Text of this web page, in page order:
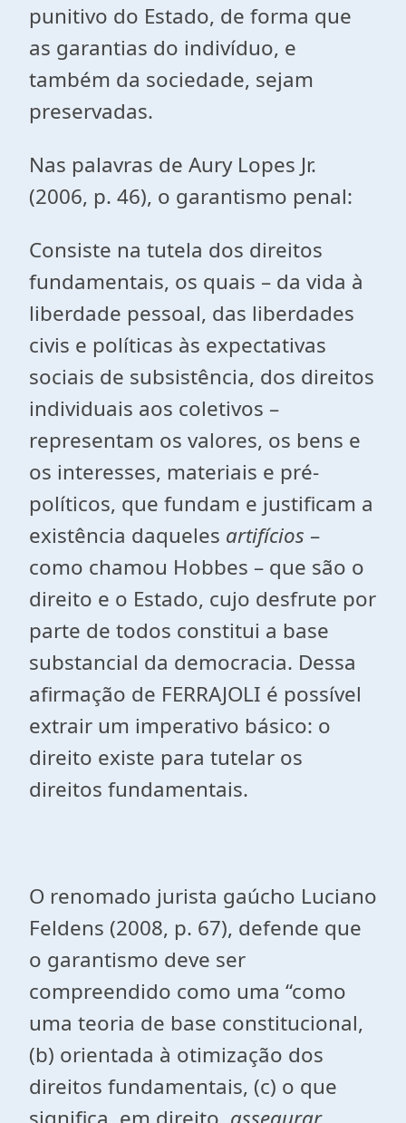
punitivo do Estado, de forma que
as garantias do indivíduo, e
também da sociedade, sejam
preservadas.
Nas palavras de Aury Lopes Jr.
(2006, p. 46), o garantismo penal:
Consiste na tutela dos direitos
fundamentais, os quais – da vida à
liberdade pessoal, das liberdades
civis e políticas às expectativas
sociais de subsistência, dos direitos
individuais aos coletivos –
representam os valores, os bens e
os interesses, materiais e pré-
políticos, que fundam e justificam a
existência daqueles artifícios –
como chamou Hobbes – que são o
direito e o Estado, cujo desfrute por
parte de todos constitui a base
substancial da democracia. Dessa
afirmação de FERRAJOLI é possível
extrair um imperativo básico: o
direito existe para tutelar os
direitos fundamentais.
O renomado jurista gaúcho Luciano
Feldens (2008, p. 67), defende que
o garantismo deve ser
compreendido como uma “como
uma teoria de base constitucional,
(b) orientada à otimização dos
direitos fundamentais, (c) o que